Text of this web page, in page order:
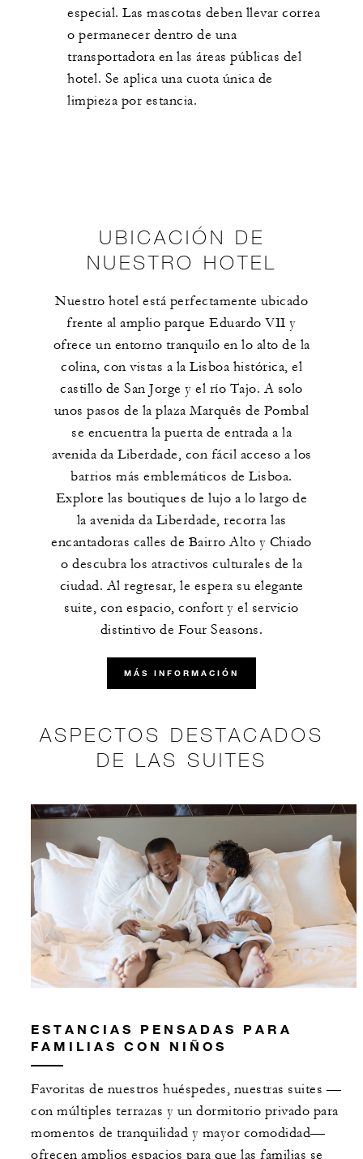
especial. Las mascotas deben llevar correa
o permanecer dentro de una
transportadora en las áreas públicas del
hotel. Se aplica una cuota única de
limpieza por estancia.
UBICACIÓN DE
NUESTRO HOTEL
Nuestro hotel está perfectamente ubicado
frente al amplio parque Eduardo VII y
ofrece un entorno tranquilo en lo alto de la
colina, con vistas a la Lisboa histórica, el
castillo de San Jorge y el río Tajo. A solo
unos pasos de la plaza Marquês de Pombal
se encuentra la puerta de entrada a la
avenida da Liberdade, con fácil acceso a los
barrios más emblemáticos de Lisboa.
Explore las boutiques de lujo a lo largo de
la avenida da Liberdade, recorra las
encantadoras calles de Bairro Alto y Chiado
o descubra los atractivos culturales de la
ciudad. Al regresar, le espera su elegante
suite, con espacio, confort y el servicio
distintivo de Four Seasons.
MÁS INFORMACIÓN
ASPECTOS DESTACADOS
DE LAS SUITES
ESTANCIAS PENSADAS PARA
FAMILIAS CON NIÑOS
Favoritas de nuestros huéspedes, nuestras suites —
con múltiples terrazas y un dormitorio privado para
momentos de tranquilidad y mayor comodidad—
ofrecen amplios espacios para que las familias se